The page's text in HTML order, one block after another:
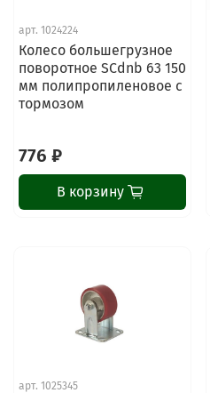
арт. 1024224
Колесо большегрузное
поворотное SCdnb 63 150
мм полипропиленовое с
тормозом
776 ₽
В корзину
арт. 1025345